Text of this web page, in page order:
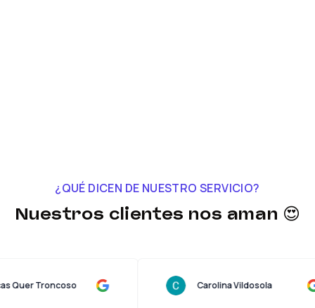
¿QUÉ DICEN DE NUESTRO SERVICIO?
Nuestros clientes nos aman 😍
Lucas Quer Troncoso Carolina Vildosola